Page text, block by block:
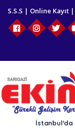
S.S.S | Online Kayıt |
İstanbul'da